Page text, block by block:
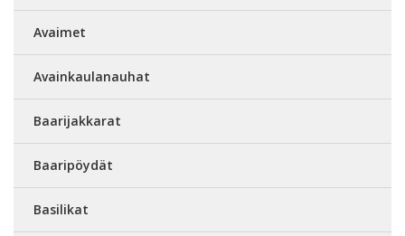
Avaimet
Avainkaulanauhat
Baarijakkarat
Baaripöydät
Basilikat